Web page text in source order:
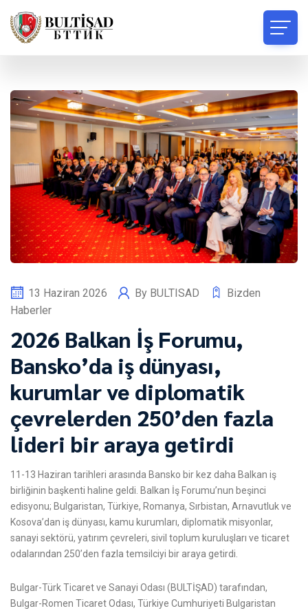
13 Haziran 2026 By BULTISAD
Bizden
Haberler
2026 Balkan İş Forumu,
Bansko’da iş dünyası,
kurumlar ve diplomatik
çevrelerden 250’den fazla
lideri bir araya getirdi
11-13 Haziran tarihleri arasında Bansko bir kez daha Balkan iş
birliğinin başkenti haline geldi. Balkan İş Forumu’nun beşinci
edisyonu; Bulgaristan, Türkiye, Romanya, Sırbistan, Arnavutluk ve
Kosova’dan iş dünyası, kamu kurumları, diplomatik misyonlar,
sanayi sektörü, yatırım çevreleri, sivil toplum kuruluşları ve ticaret
odalarından 250’den fazla temsilciyi bir araya getirdi.
Bulgar-Türk Ticaret ve Sanayi Odası (BULTİŞAD) tarafından,
Bulgar-Romen Ticaret Odası, Türkiye Cumhuriyeti Bulgaristan